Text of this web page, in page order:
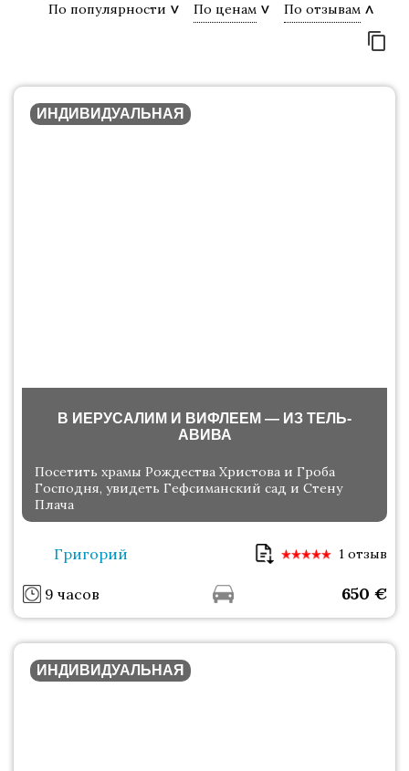
По популярности По ценам По отзывам
ИНДИВИДУАЛЬНАЯ
В ИЕРУСАЛИМ И ВИФЛЕЕМ — ИЗ ТЕЛЬ-
АВИВА
Посетить храмы Рождества Христова и Гроба
Господня, увидеть Гефсиманский сад и Стену
Плача
Григорий 1 отзыв
9 часов 650 €
ИНДИВИДУАЛЬНАЯ